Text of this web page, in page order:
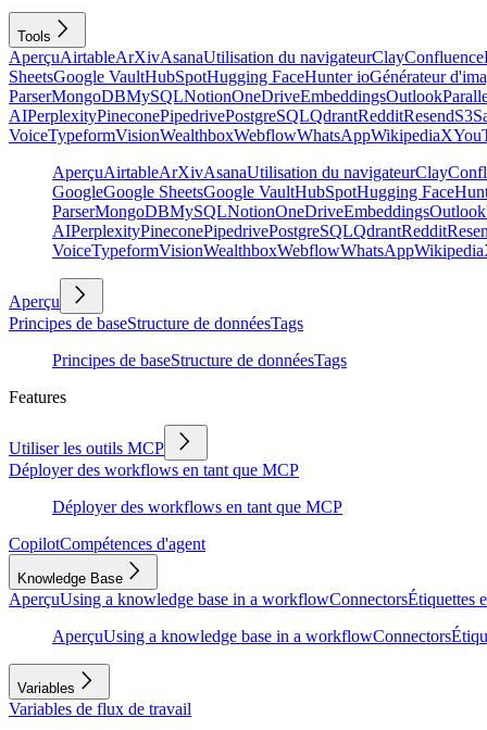
Tools
AperçuAirtableArXivAsanaUtilisation du navigateurClayConfluence
SheetsGoogle VaultHubSpotHugging FaceHunter ioGénérateur
ParserMongoDBMySQLNotionOneDriveEmbeddingsOutlook
AIPerplexityPineconePipedrivePostgreSQLQdrantRedditResendS3
VoiceTypeformVisionWealthboxWebflowWhatsAppWikipediaX
AperçuAirtableArXivAsanaUtilisation du navigateurClay
GoogleGoogle SheetsGoogle VaultHubSpotHugging Face
ParserMongoDBMySQLNotionOneDriveEmbeddingsOutlook
AIPerplexityPineconePipedrivePostgreSQLQdrantReddit
VoiceTypeformVisionWealthboxWebflowWhatsAppWikipedia
Aperçu
Principes de baseStructure de donnéesTags
Principes de baseStructure de donnéesTags
Features
Utiliser les outils MCP
Déployer des workflows en tant que MCP
Déployer des workflows en tant que MCP
CopilotCompétences d'agent
Knowledge Base
AperçuUsing a knowledge base in a workflowConnectorsÉtiquettes
AperçuUsing a knowledge base in a workflowConnectors
Variables
Variables de flux de travail